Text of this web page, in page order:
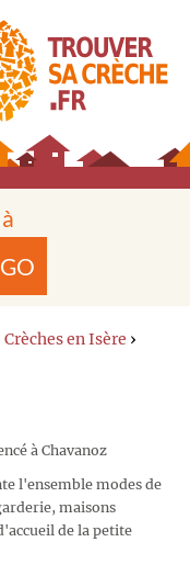
GO
Crèches en Isère ›
à Chavanoz
l'ensemble modes de
maisons
de la petite